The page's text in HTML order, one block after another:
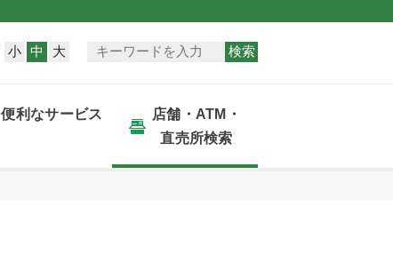
小 中 大 検索
便利なサービス
店舗・ATM・
直売所検索